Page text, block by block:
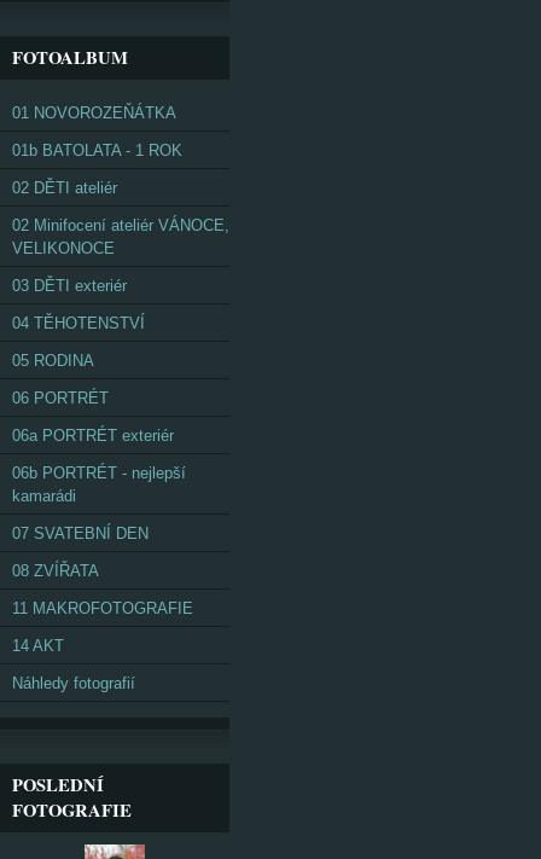
FOTOALBUM
01 NOVOROZEŇÁTKA
01b BATOLATA - 1 ROK
02 DĚTI ateliér
02 Minifocení ateliér VÁNOCE,
VELIKONOCE
03 DĚTI exteriér
04 TĚHOTENSTVÍ
05 RODINA
06 PORTRÉT
06a PORTRÉT exteriér
06b PORTRÉT - nejlepší
kamarádi
07 SVATEBNÍ DEN
08 ZVÍŘATA
11 MAKROFOTOGRAFIE
14 AKT
Náhledy fotografií
POSLEDNÍ
FOTOGRAFIE